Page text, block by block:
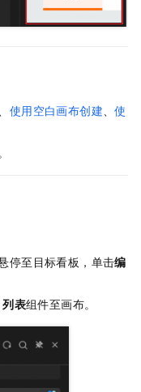
使用空白画布创建、使
停至目标看板，单击编
列表组件至画布。